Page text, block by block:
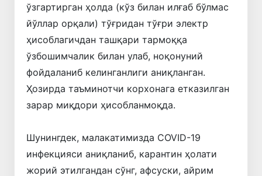
ўзгартирган ҳолда (кўз билан илғаб бўлмас
йўллар орқали) тўғридан тўғри электр
ҳисоблагичдан ташқари тармоққа
ўзбошимчалик билан улаб, ноқонуний
фойдаланиб келинганлиги аниқланган.
Ҳозирда таъминотчи корхонага етказилган
зарар миқдори ҳисобланмоқда.
Шунингдек, малакатимизда COVID-19
инфекцияси аниқланиб, карантин ҳолати
жорий этилгандан сўнг, афсуски, айрим